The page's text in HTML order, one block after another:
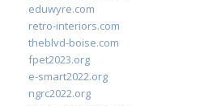
eduwyre.com
retro-interiors.com
theblvd-boise.com
fpet2023.org
e-smart2022.org
ngrc2022.org